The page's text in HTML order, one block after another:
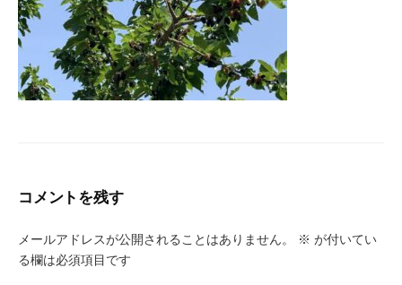
コメントを残す
メールアドレスが公開されることはありません。 ※ が付いてい
る欄は必須項目です